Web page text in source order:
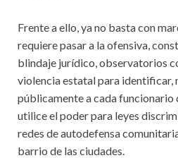
Frente a ello, ya no basta con
requiere pasar a la ofensiva,
blindaje jurídico, observatorios
violencia estatal para identificar,
públicamente a cada funcionario
utilice el poder para leyes
redes de autodefensa
barrio de las ciudades.